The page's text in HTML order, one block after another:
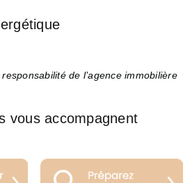
de l’agence immobilière
vous accompagnent